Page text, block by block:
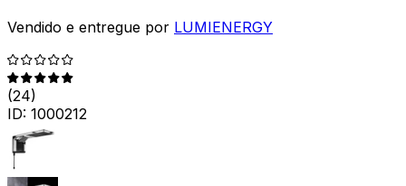
Vendido e entregue por LUMIENERGY
(24)
ID: 1000212